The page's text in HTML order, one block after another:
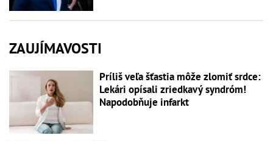
ZAUJÍMAVOSTI
Príliš veľa šťastia môže zlomiť srdce:
Lekári opísali zriedkavý syndróm!
Napodobňuje infarkt